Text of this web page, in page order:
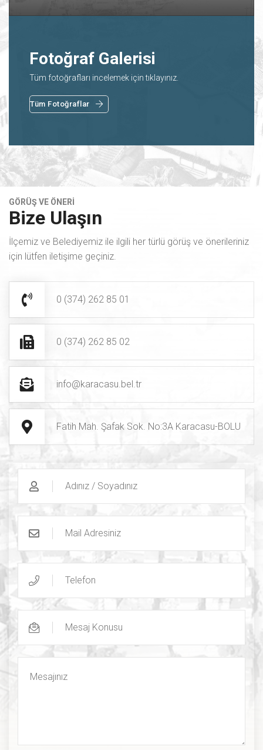
Fotoğraf Galerisi
Tüm fotoğrafları incelemek için tıklayınız.
Tüm Fotoğraflar
GÖRÜŞ VE ÖNERİ
Bize Ulaşın
İlçemiz ve Belediyemiz ile ilgili her türlü görüş ve önerileriniz
için lütfen iletişime geçiniz.
0 (374) 262 85 01
0 (374) 262 85 02
info@karacasu.bel.tr
Fatih Mah. Şafak Sok. No:3A Karacasu-BOLU